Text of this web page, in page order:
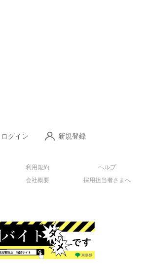
ログイン 新規登録
利用規約
ヘルプ
会社概要
採用担当者さまへ